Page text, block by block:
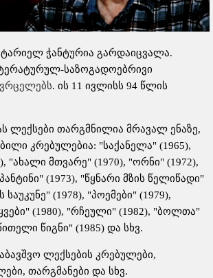
ჭანტურია გარდაიცვალა.
საზოგადოებრივი
. ის 11 ივლისს 94 წლის
ლექსები თარგმნილია მრავალ ენაზე,
კრებულებია: "საქანელა" (1965),
"ახალი მთვარე" (1970), "ორნი" (1972),
(1973), "წყნარი მზის წელიწადი"
(1978), "პოემები" (1979),
(1980), "რჩეული" (1982), "ბოლთა"
წიგნი" (1985) და სხვ.
ლექსების კრებულები,
თარგმანები და სხვ.